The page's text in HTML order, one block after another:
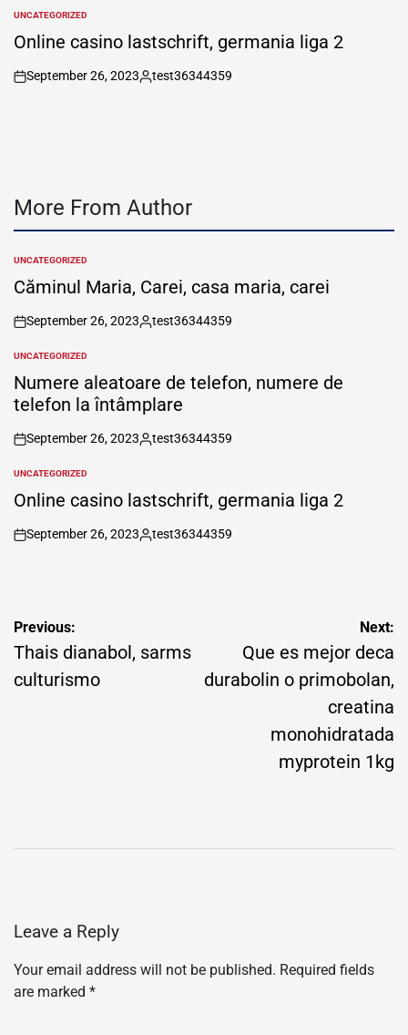
POSTED
IN
UNCATEGORIZED
Online casino lastschrift, germania liga 2
on
September 26, 2023
Posted
test36344359
More From Author
POSTED
IN
UNCATEGORIZED
Căminul Maria, Carei, casa maria, carei
on
September 26, 2023
Posted
test36344359
POSTED
IN
UNCATEGORIZED
Numere aleatoare de telefon, numere de
telefon la întâmplare
on
September 26, 2023
Posted
test36344359
POSTED
IN
UNCATEGORIZED
Online casino lastschrift, germania liga 2
on
September 26, 2023
Posted
test36344359
Post
navigation
Previous:
Thais dianabol, sarms
culturismo
Next:
Que es mejor deca
durabolin o primobolan,
creatina
monohidratada
myprotein 1kg
Leave a Reply
Your email address will not be published. Required fields
are marked *